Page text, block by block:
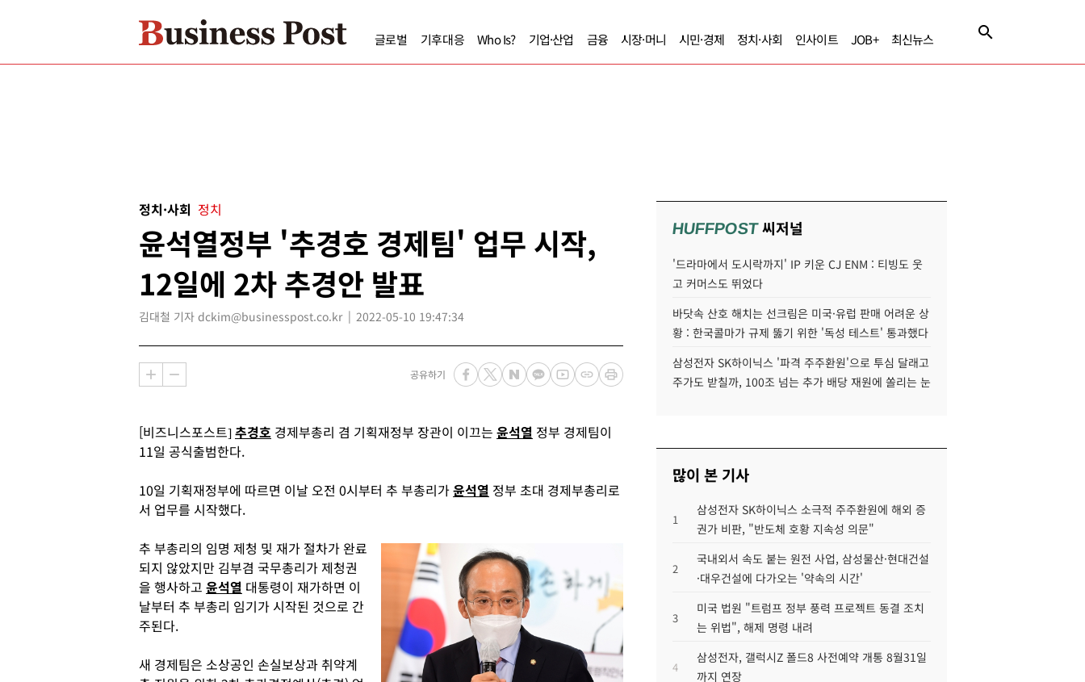
글로벌 기후대응 Who Is? 기업·산업 금융 시장·머니 시민·경제 정치·사회 인사이트 JOB+ 최신뉴스
정치·사회 정치
윤석열정부 '추경호 경제팀' 업무 시작,
12일에 2차 추경안 발표
김대철 기자 dckim@businesspost.co.kr 2022-05-10 19:47:34
공유하기
[비즈니스포스트]추경호 경제부총리 겸 기획재정부 장관이 이끄는 윤석열 정부 경제팀이
11일 공식출범한다.
10일 기획재정부에 따르면 이날 오전 0시부터 추 부총리가윤석열 정부 초대 경제부총리로
서 업무를 시작했다.
추 부총리의 임명 제청 및 재가 절차가 완료
되지 않았지만 김부겸 국무총리가 제청권
을 행사하고 윤석열 대통령이 재가하면 이
날부터 추 부총리 임기가 시작된 것으로 간
주된다.
새 경제팀은 소상공인 손실보상과 취약계
HUFFPOST씨저널
'드라마에서 도시락까지' IP 키운 CJ ENM : 티빙도 웃
고 커머스도 뛰었다
바닷속 산호 해치는 선크림은 미국·유럽 판매 어려운 상
황 : 한국콜마가 규제 뚫기 위한 '독성 테스트' 통과했다
삼성전자 SK하이닉스 '파격 주주환원'으로 투심 달래고
주가도 받칠까, 100조 넘는 추가 배당 재원에 쏠리는 눈
많이 본 기사
1
삼성전자 SK하이닉스 소극적 주주환원에 해외 증
권가 비판, "반도체 호황 지속성 의문"
2
국내외서 속도 붙는 원전 사업, 삼성물산·현대건설
·대우건설에 다가오는 '약속의 시간'
3
미국 법원 "트럼프 정부 풍력 프로젝트 동결 조치
는 위법", 해제 명령 내려
4
삼성전자, 갤럭시Z 폴드8 사전예약 개통 8월31일
까지 연장